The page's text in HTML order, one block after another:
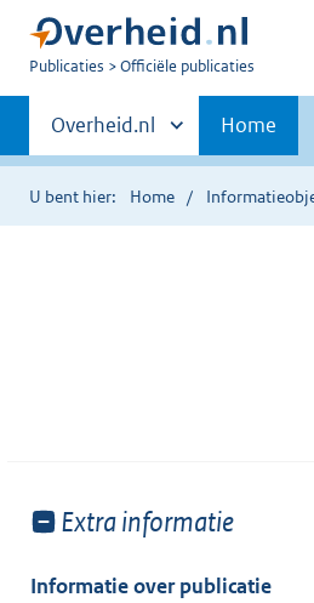
U
Publicaties Officiële publicaties
Primaire
navigatie
Andere
sites
binnen
Overheid.nl Home
U bent hier: Home
Toon
van:
Extra informatie
Informatie over publicatie